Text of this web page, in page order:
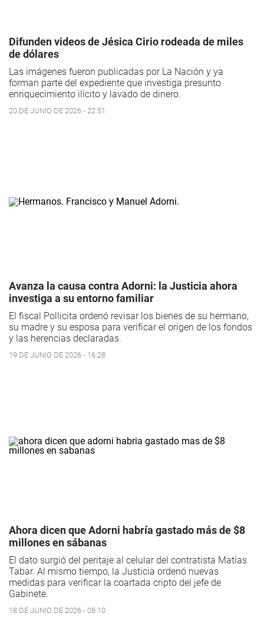
Difunden videos de Jésica Cirio rodeada de miles
de dólares
Las imágenes fueron publicadas por La Nación y ya
forman parte del expediente que investiga presunto
enriquecimiento ilícito y lavado de dinero.
20 DE JUNIO DE 2026 - 22:51
Avanza la causa contra Adorni: la Justicia ahora
investiga a su entorno familiar
El fiscal Pollicita ordenó revisar los bienes de su hermano,
su madre y su esposa para verificar el origen de los fondos
y las herencias declaradas.
19 DE JUNIO DE 2026 - 16:28
Ahora dicen que Adorni habría gastado más de $8
millones en sábanas
El dato surgió del peritaje al celular del contratista Matías
Tabar. Al mismo tiempo, la Justicia ordenó nuevas
medidas para verificar la coartada cripto del jefe de
Gabinete.
18 DE JUNIO DE 2026 - 08:10